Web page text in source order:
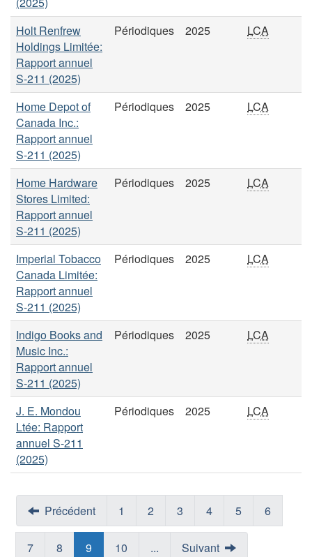
Holt Renfrew
Holdings Limitée:
Rapport annuel
S-211 (2025)
Périodiques 2025 LCA
Home Depot of
Canada Inc.:
Rapport annuel
S-211 (2025)
Périodiques 2025 LCA
Home Hardware
Stores Limited:
Rapport annuel
S-211 (2025)
Périodiques 2025 LCA
Imperial Tobacco
Canada Limitée:
Rapport annuel
S-211 (2025)
Périodiques 2025 LCA
Indigo Books and
Music Inc.:
Rapport annuel
S-211 (2025)
Périodiques 2025 LCA
J. E. Mondou
Ltée: Rapport
annuel S-211
(2025)
Périodiques 2025 LCA
Précédent 1 2 3 4 5 6
7 8 9 10 ... Suivant